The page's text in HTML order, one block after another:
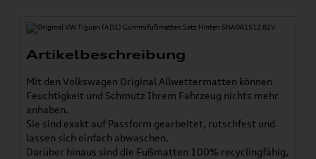
Artikelbeschreibung
Mit den Volkswagen Original Allwettermatten können
Feuchtigkeit und Schmutz Ihrem Fahrzeug nichts mehr
anhaben.
Sie sind exakt auf Passform gearbeitet, rutschfest und
lassen sich einfach abwaschen.
Darüber hinaus sind die Fußmatten 100% recyclingfähig,